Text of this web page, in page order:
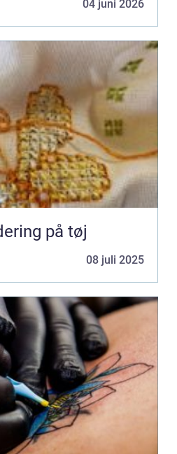
04 juni 2026
på tøj
08 juli 2025